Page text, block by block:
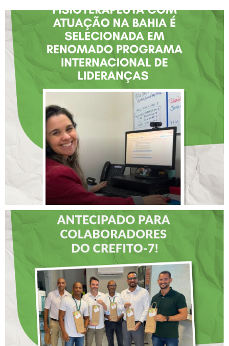
FISIOTERAPEUTA COM
ATUAÇÃO NA BAHIA É
SELECIONADA EM
RENOMADO PROGRAMA
INTERNACIONAL DE
LIDERANÇAS
DIA DOS PAIS É
ANTECIPADO PARA
COLABORADORES DO
CREFITO-7